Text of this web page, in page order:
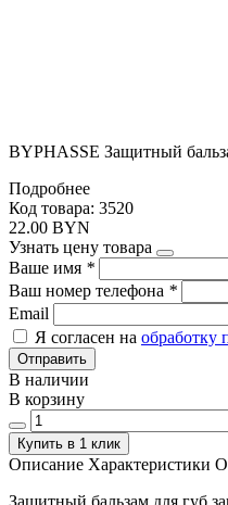
BYPHASSE Защитный
Подробнее
Код товара: 3520
22.00 BYN
Узнать цену товара
Ваше имя *
Ваш номер телефона *
Email
Я согласен на обработку
Отправить
В наличии
В корзину
Купить в 1 клик
Описание Характеристики
Защитный бальзам для губ